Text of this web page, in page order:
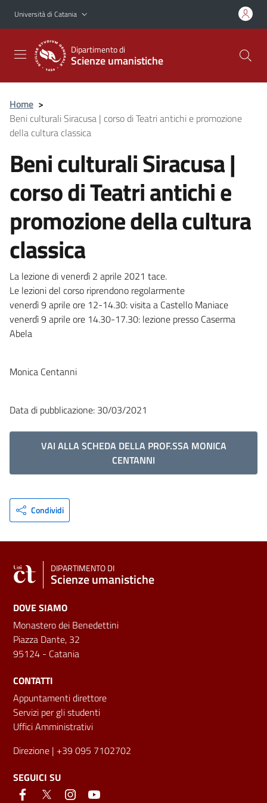
Vai al contenuto principale
Vai al menu di navigazione
Università di Catania
Dipartimento di
Scienze umanistiche
Home >
Beni culturali Siracusa | corso di Teatri antichi e promozione
della cultura classica
Beni culturali Siracusa |
corso di Teatri antichi e
promozione della cultura
classica
La lezione di venerdì 2 aprile 2021 tace.
Le lezioni del corso riprendono regolarmente
venerdì 9 aprile ore 12-14.30: visita a Castello Maniace
venerdì 9 aprile ore 14.30-17.30: lezione presso Caserma
Abela
Monica Centanni
Data di pubblicazione: 30/03/2021
VAI ALLA SCHEDA DELLA PROF.SSA MONICA
CENTANNI
Condividi
DIPARTIMENTO DI
Scienze umanistiche
DOVE SIAMO
Monastero dei Benedettini
Piazza Dante, 32
95124 - Catania
CONTATTI
Appuntamenti direttore
Servizi per gli studenti
Uffici Amministrativi
Direzione | +39 095 7102702
SEGUICI SU